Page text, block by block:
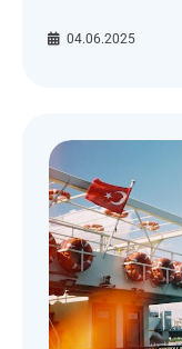
04.06.2025